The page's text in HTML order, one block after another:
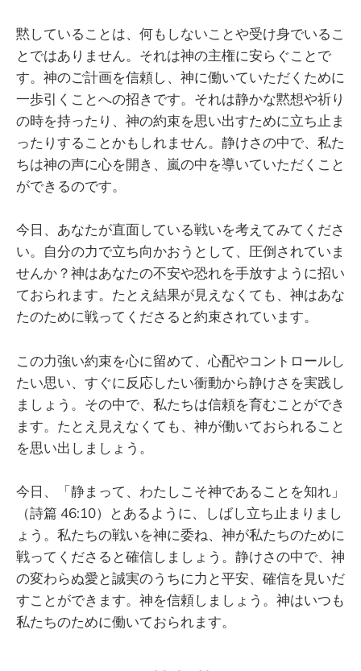
黙していることは、何もしないことや受け身でいるこ
とではありません。それは神の主権に安らぐことで
す。神のご計画を信頼し、神に働いていただくために
一歩引くことへの招きです。それは静かな黙想や祈り
の時を持ったり、神の約束を思い出すために立ち止ま
ったりすることかもしれません。静けさの中で、私た
ちは神の声に心を開き、嵐の中を導いていただくこと
ができるのです。
今日、あなたが直面している戦いを考えてみてくださ
い。自分の力で立ち向かおうとして、圧倒されていま
せんか？神はあなたの不安や恐れを手放すように招い
ておられます。たとえ結果が見えなくても、神はあな
たのために戦ってくださると約束されています。
この力強い約束を心に留めて、心配やコントロールし
たい思い、すぐに反応したい衝動から静けさを実践し
ましょう。その中で、私たちは信頼を育むことができ
ます。たとえ見えなくても、神が働いておられること
を思い出しましょう。
今日、「静まって、わたしこそ神であることを知れ」
（詩篇 46:10）とあるように、しばし立ち止まりまし
ょう。私たちの戦いを神に委ね、神が私たちのために
戦ってくださると確信しましょう。静けさの中で、神
の変わらぬ愛と誠実のうちに力と平安、確信を見いだ
すことができます。神を信頼しましょう。神はいつも
私たちのために働いておられます。